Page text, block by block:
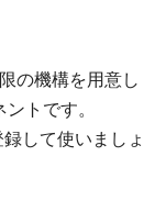
の機構を用意し
トです。
して使いましょ